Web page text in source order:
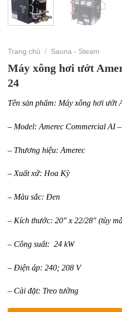
Trang chủ / Sauna - Steam
Máy xông hơi ướt
24
Tên sản phẩm: Máy xông hơi ướt
– Model: Amerec Commercial AI
– Thương hiệu: Amerec
– Xuất xứ: Hoa Kỳ
– Màu sắc: Đen
– Kích thước: 20″ x 22/28″ (tùy
– Công suất: 24 kW
– Điện áp: 240; 208 V
– Cài đặt: Treo tường